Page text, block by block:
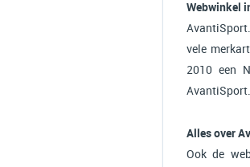
Webwinkel
vele
2010 een
Alles over
Ook de